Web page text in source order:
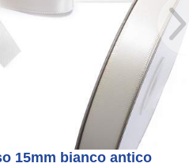
15mm bianco antico